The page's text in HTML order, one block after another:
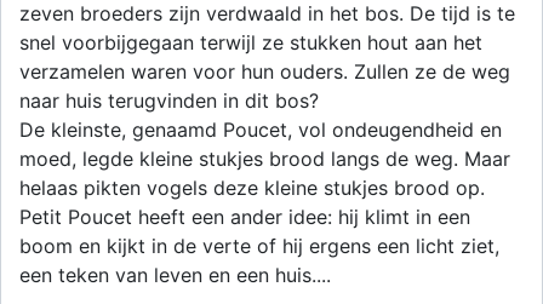
zeven broeders zijn verdwaald in het bos. De tijd is te
snel voorbijgegaan terwijl ze stukken hout aan het
verzamelen waren voor hun ouders. Zullen ze de weg
naar huis terugvinden in dit bos?
De kleinste, genaamd Poucet, vol ondeugendheid en
moed, legde kleine stukjes brood langs de weg. Maar
helaas pikten vogels deze kleine stukjes brood op.
Petit Poucet heeft een ander idee: hij klimt in een
boom en kijkt in de verte of hij ergens een licht ziet,
een teken van leven en een huis....